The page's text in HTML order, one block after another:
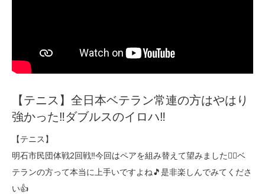
【テニス】全日本ベテラン常連の方はやはり
強かった‼︎ダブルスのイロハ‼︎
【テニス】
明石市民団体戦2回戦‼️今回はペアを組み替えて望みました🙆‍♂️ベ
テランの方って本当に上手いですよね🎵是非楽しんでみてくださ
い👍